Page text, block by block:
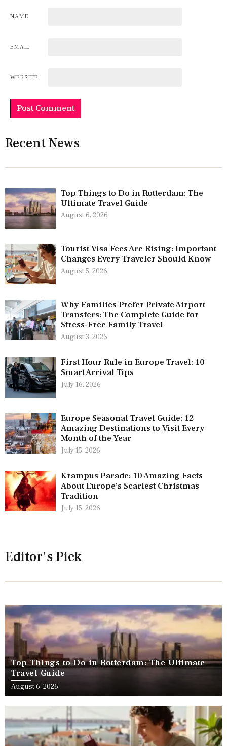
NAME
EMAIL
WEBSITE
Recent News
Top Things to Do in Rotterdam: The
Ultimate Travel Guide
August 6, 2026
Tourist Visa Fees Are Rising: Important
Changes Every Traveler Should Know
August 5, 2026
Why Families Prefer Private Airport
Transfers: The Complete Guide for
Stress-Free Family Travel
August 3, 2026
First Hour Rule in Europe Travel: 10
Smart Arrival Tips
July 16, 2026
Europe Seasonal Travel Guide: 12
Amazing Destinations to Visit Every
Month of the Year
July 15, 2026
Krampus Parade: 10 Amazing Facts
About Europe’s Scariest Christmas
Tradition
July 15, 2026
Editor's Pick
Top Things to Do in Rotterdam: The Ultimate
Travel Guide
August 6, 2026